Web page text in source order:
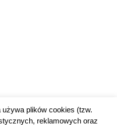
plików cookies (tzw.
reklamowych oraz